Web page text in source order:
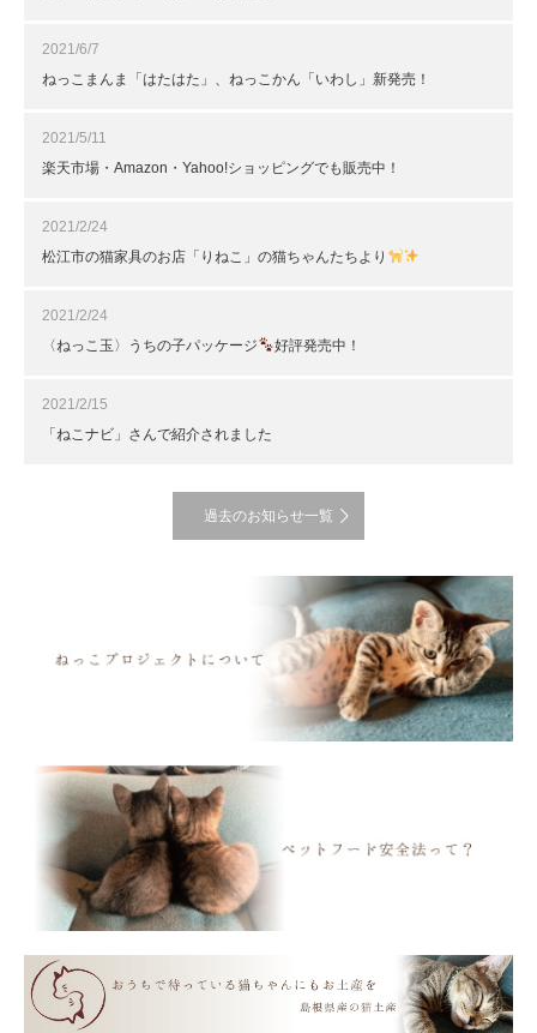
2021/6/7
ねっこまんま「はたはた」、ねっこかん「いわし」新発売！
2021/5/11
楽天市場・Amazon・Yahoo!ショッピングでも販売中！
2021/2/24
松江市の猫家具のお店「りねこ」の猫ちゃんたちより
2021/2/24
〈ねっこ玉〉うちの子パッケージ
好評発売中！
2021/2/15
「ねこナビ」さんで紹介されました
過去のお知らせ一覧